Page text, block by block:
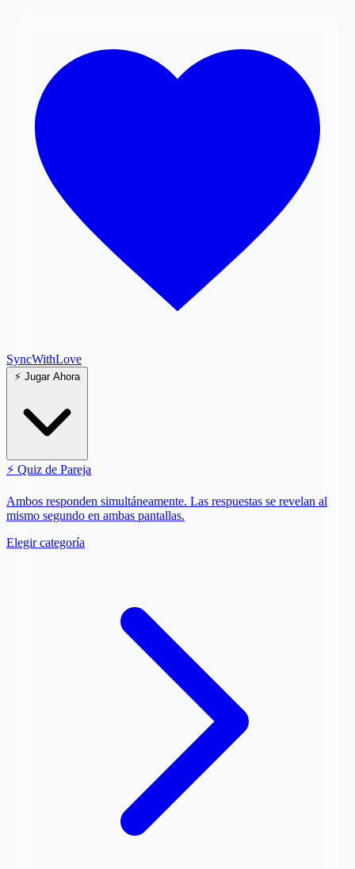
SyncWithLove
⚡ Jugar Ahora
⚡ Quiz de Pareja
Ambos responden simultáneamente. Las respuestas se revelan al
mismo segundo en ambas pantallas.
Elegir categoría